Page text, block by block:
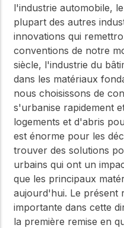
l'industrie automobile,
plupart des autres
innovations qui
conventions de notre
siècle, l'industrie du
dans les matériaux
nous choisissons de
s'urbanise rapidement
logements et d'abris
est énorme pour les
trouver des solutions
urbains qui ont un
que les principaux
aujourd'hui. Le présent
importante dans cette
la première remise en